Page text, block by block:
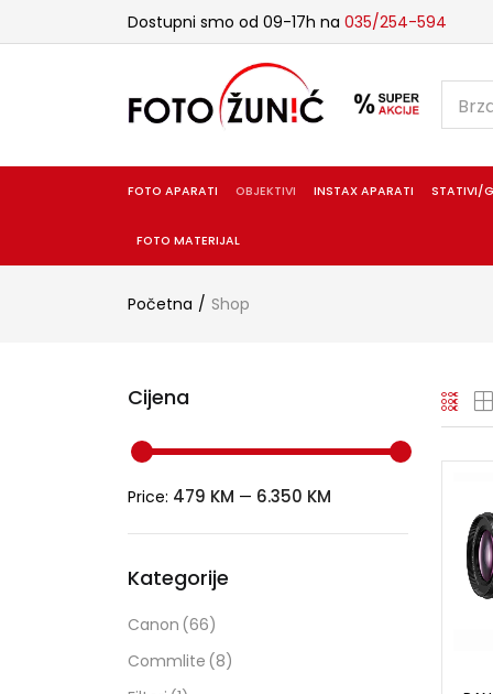
Dostupni smo od 09-17h na 035/254-594
FOTO APARATI OBJEKTIVI INSTAX APARATI STATIVI/
FOTO MATERIJAL
Početna Shop
Cijena
Price: 479 KM — 6.350 KM
Kategorije
Canon (66)
Commlite (8)